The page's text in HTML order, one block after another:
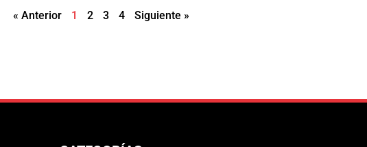
« Anterior 1 2 3 4 Siguiente »